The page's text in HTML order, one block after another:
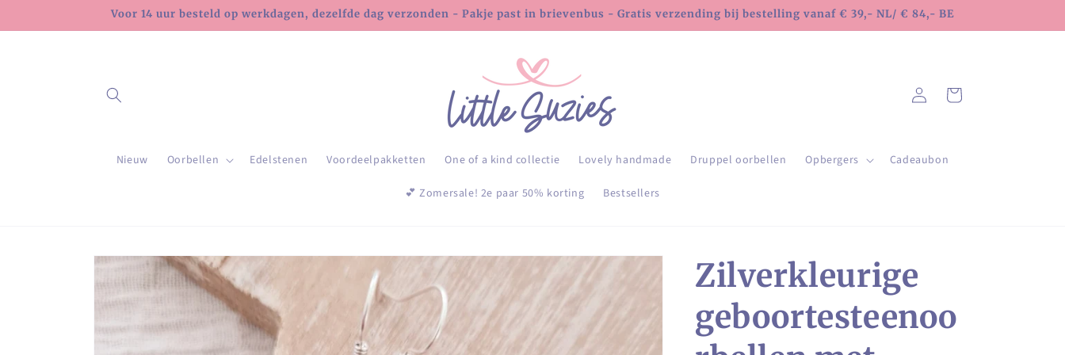
content
Voor 14 uur besteld op werkdagen, dezelfde dag verzonden - Pakje past in brievenbus - Gratis verzending bij bestelling vanaf € 39,- NL/ € 84,- BE
Nieuw Oorbellen Edelstenen Voordeelpakketten One of a kind collectie Lovely handmade Druppel oorbellen Opbergers Cadeaubon
💕 Zomersale! 2e paar 50% korting Bestsellers
InloggenWinkelwagen
Ga direct naar
productinformatie
Zilverkleurige
geboortesteenoo